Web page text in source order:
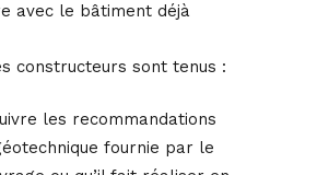
avec le bâtiment déjà
constructeurs sont tenus :
les recommandations
fournie par le